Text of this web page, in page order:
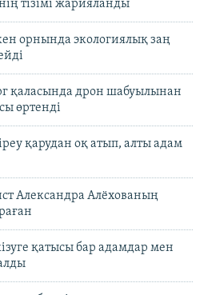
тізімі жарияланды
орнында экологиялық заң
қаласында дрон шабуылынан
өртенді
қарудан оқ атып, алты адам
Александра Алёхованың
қатысы бар адамдар мен